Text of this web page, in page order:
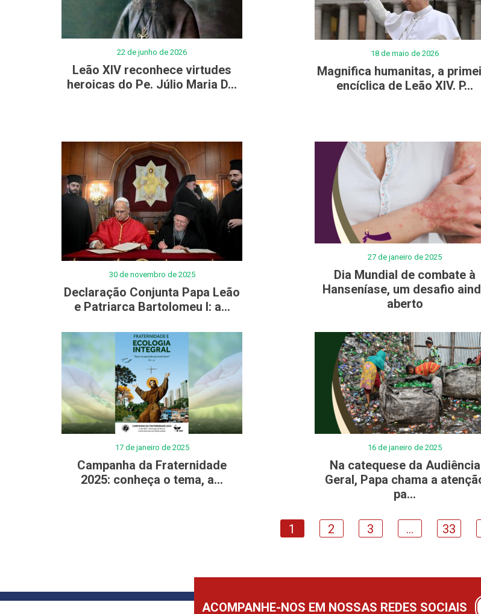
22 de junho de 2026
Leão XIV reconhece virtudes
heroicas do Pe. Júlio Maria D...
18 de maio de 2026
Magnifica humanitas, a
encíclica de Leão XIV. P...
30 de novembro de 2025
Declaração Conjunta Papa Leão
e Patriarca Bartolomeu I: a...
27 de janeiro de 2025
Dia Mundial de combate à
Hanseníase, um desafio
aberto
17 de janeiro de 2025
Campanha da Fraternidade
2025: conheça o tema, a...
16 de janeiro de 2025
Na catequese da Audiência
Geral, Papa chama a
pa...
1 2 3 … 33
ACOMPANHE-NOS EM NOSSAS REDES SOCIAIS